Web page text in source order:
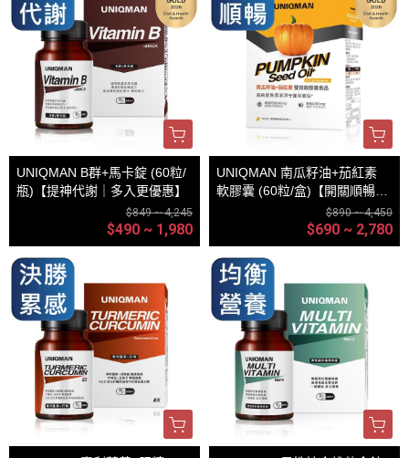
UNIQMAN B群+馬卡錠 (60粒/
瓶)【提神代謝｜多入更優惠】
$849 ~ 4,245
$490 ~ 1,980
UNIQMAN 南瓜籽油+茄紅素
軟膠囊 (60粒/盒)【開關順暢｜
$890 ~ 4,450
$690 ~ 2,780